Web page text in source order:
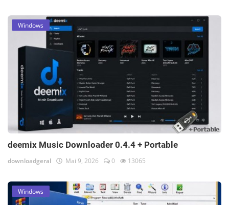
Windows
deemix Music Downloader 0.4.4 + Portable
downloadgeral Mai 9, 2026 0 13065
Windows